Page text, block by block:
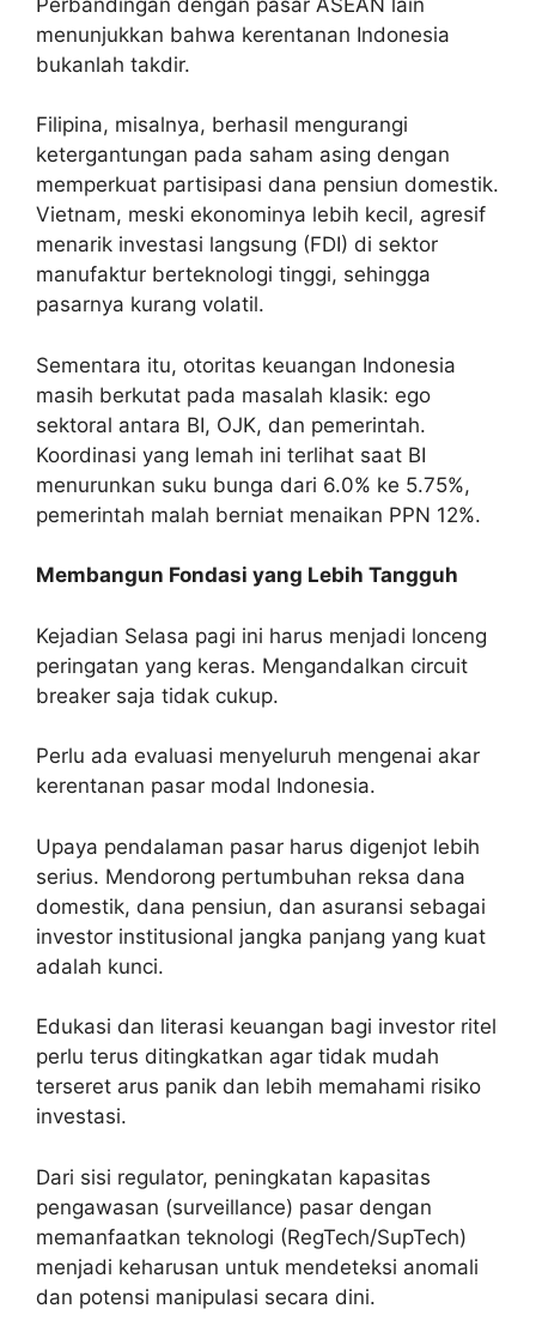
menunjukkan bahwa kerentanan Indonesia
bukanlah takdir.
Filipina, misalnya, berhasil mengurangi
ketergantungan pada saham asing dengan
memperkuat partisipasi dana pensiun domestik.
Vietnam, meski ekonominya lebih kecil, agresif
menarik investasi langsung (FDI) di sektor
manufaktur berteknologi tinggi, sehingga
pasarnya kurang volatil.
Sementara itu, otoritas keuangan Indonesia
masih berkutat pada masalah klasik: ego
sektoral antara BI, OJK, dan pemerintah.
Koordinasi yang lemah ini terlihat saat BI
menurunkan suku bunga dari 6.0% ke 5.75%,
pemerintah malah berniat menaikan PPN 12%.
Membangun Fondasi yang Lebih Tangguh
Kejadian Selasa pagi ini harus menjadi lonceng
peringatan yang keras. Mengandalkan circuit
breaker saja tidak cukup.
Perlu ada evaluasi menyeluruh mengenai akar
kerentanan pasar modal Indonesia.
Upaya pendalaman pasar harus digenjot lebih
serius. Mendorong pertumbuhan reksa dana
domestik, dana pensiun, dan asuransi sebagai
investor institusional jangka panjang yang kuat
adalah kunci.
Edukasi dan literasi keuangan bagi investor ritel
perlu terus ditingkatkan agar tidak mudah
terseret arus panik dan lebih memahami risiko
investasi.
Dari sisi regulator, peningkatan kapasitas
pengawasan (surveillance) pasar dengan
memanfaatkan teknologi (RegTech/SupTech)
menjadi keharusan untuk mendeteksi anomali
dan potensi manipulasi secara dini.